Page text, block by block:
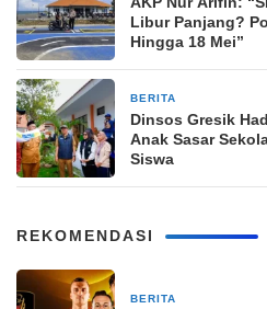
Libur Panjang?
Hingga 18 Mei”
BERITA
Dinsos Gresik
Anak Sasar
Siswa
REKOMENDASI
BERITA